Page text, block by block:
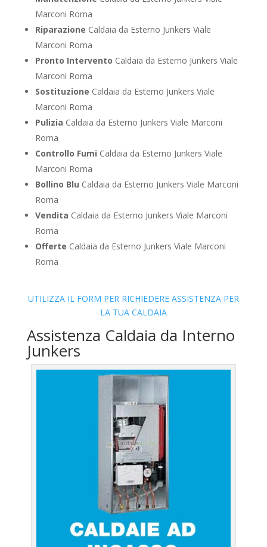
Marconi Roma
Riparazione Caldaia da Esterno Junkers Viale
Marconi Roma
Pronto Intervento Caldaia da Esterno Junkers Viale
Marconi Roma
Sostituzione Caldaia da Esterno Junkers Viale
Marconi Roma
Pulizia Caldaia da Esterno Junkers Viale Marconi
Roma
Controllo Fumi Caldaia da Esterno Junkers Viale
Marconi Roma
Bollino Blu Caldaia da Esterno Junkers Viale Marconi
Roma
Vendita Caldaia da Esterno Junkers Viale Marconi
Roma
Offerte Caldaia da Esterno Junkers Viale Marconi
Roma
UTILIZZA IL FORM PER RICHIEDERE ASSISTENZA PER
LA TUA CALDAIA
Assistenza Caldaia da Interno
Junkers